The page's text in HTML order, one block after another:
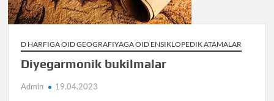
D HARFIGA OID GEOGRAFIYAGA OID ENSIKLOPEDIK ATAMALAR
Diyegarmonik bukilmalar
Admin 19.04.2023